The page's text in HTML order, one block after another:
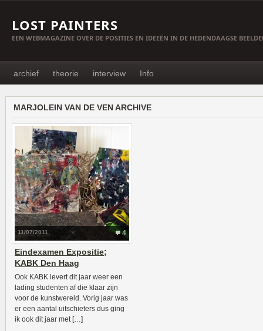
LOST PAINTERS
EEN WEBMAGAZINE OVER DE POSITIES EN IDEEËN IN DE HEDENDAAGSE
archief theorie interview Info
MARJOLEIN VAN DE VEN ARCHIVE
4
11/07/2011
Eindexamen Expositie;
KABK Den Haag
Ook KABK levert dit jaar weer een
lading studenten af die klaar zijn
voor de kunstwereld. Vorig jaar was
er een aantal uitschieters dus ging
ik ook dit jaar met […]